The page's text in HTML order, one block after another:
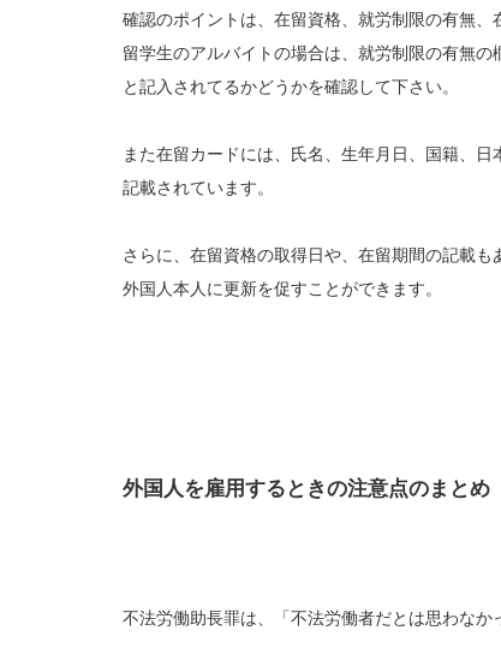
確認のポイントは、在留資格、就労制限の有無、
留学生のアルバイトの場合は、就労制限の有無
と記入されてるかどうかを確認して下さい。
また在留カードには、氏名、生年月日、国籍、
記載されています。
さらに、在留資格の取得日や、在留期間の記載
外国人本人に更新を促すことができます。
外国人を雇用するときの注意点のまとめ
不法労働助長罪は、「不法労働者だとは思わなか